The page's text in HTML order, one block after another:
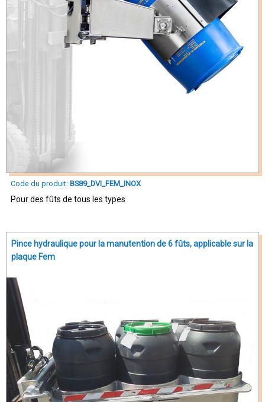
Code du produit: BS89_DVI_FEM_INOX
Pour des fûts de tous les types
Pince hydraulique pour la manutention de 6 fûts, applicable sur la
plaque Fem